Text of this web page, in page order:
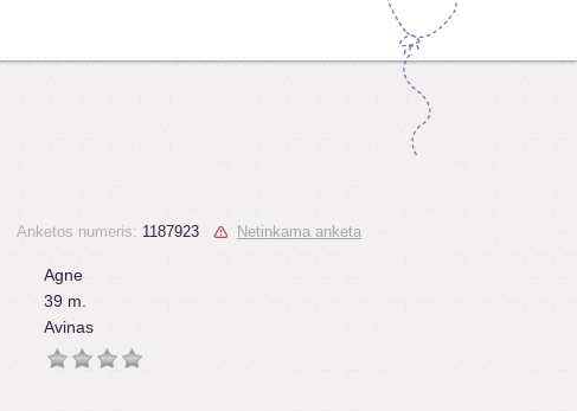
Anketos numeris: 1187923 Netinkama anketa
Agne
39 m.
Avinas